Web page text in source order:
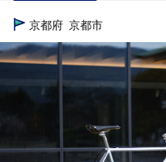
TOP
京都府 京都市